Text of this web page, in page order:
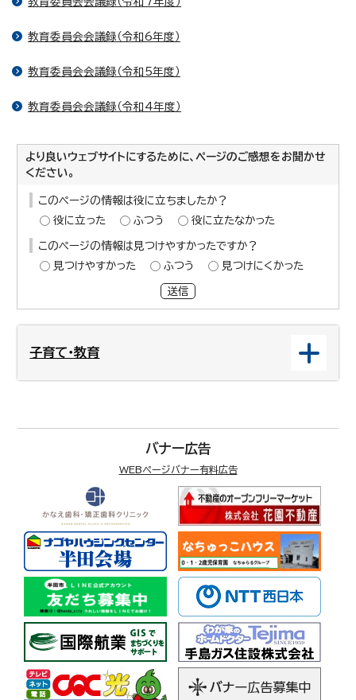
教育委員会会議録（令和6年度）
教育委員会会議録（令和5年度）
教育委員会会議録（令和4年度）
より良いウェブサイトにするために、ページのご感想をお聞かせ
ください。
このページの情報は役に立ちましたか？
役に立った
ふつう 役に立たなかった
このページの情報は見つけやすかったですか？
見つけやすかった
ふつう 見つけにくかった
送信
子育て・教育
バナー広告
WEBページバナー有料広告